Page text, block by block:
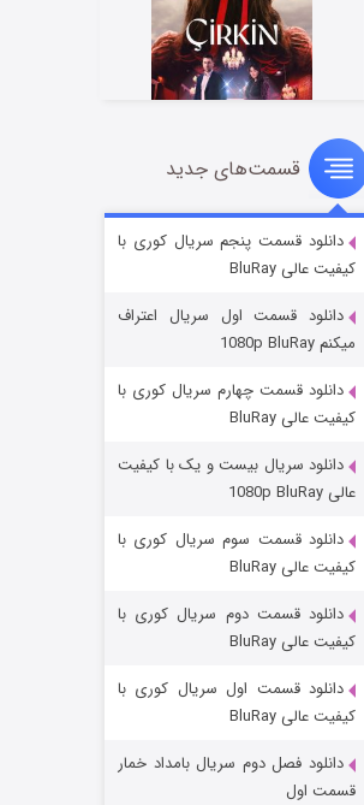
سریال زشت
قسمت۲ (زیرنویس) منتشر شد
مردگان متحرک: شهر مرده ۳
شکست استوارت در نجات جهان
قسمت‌های جدید
دانلود قسمت پنجم سریال کوری با
کیفیت عالی BluRay
دانلود قسمت اول سریال اعتراف
میکنم 1080p BluRay
دانلود قسمت چهارم سریال کوری با
کیفیت عالی BluRay
دانلود سریال بیست و یک با کیفیت
عالی 1080p BluRay
دانلود قسمت سوم سریال کوری با
کیفیت عالی BluRay
دانلود قسمت دوم سریال کوری با
کیفیت عالی BluRay
دانلود قسمت اول سریال کوری با
کیفیت عالی BluRay
دانلود فصل دوم سریال بامداد خمار
قسمت اول